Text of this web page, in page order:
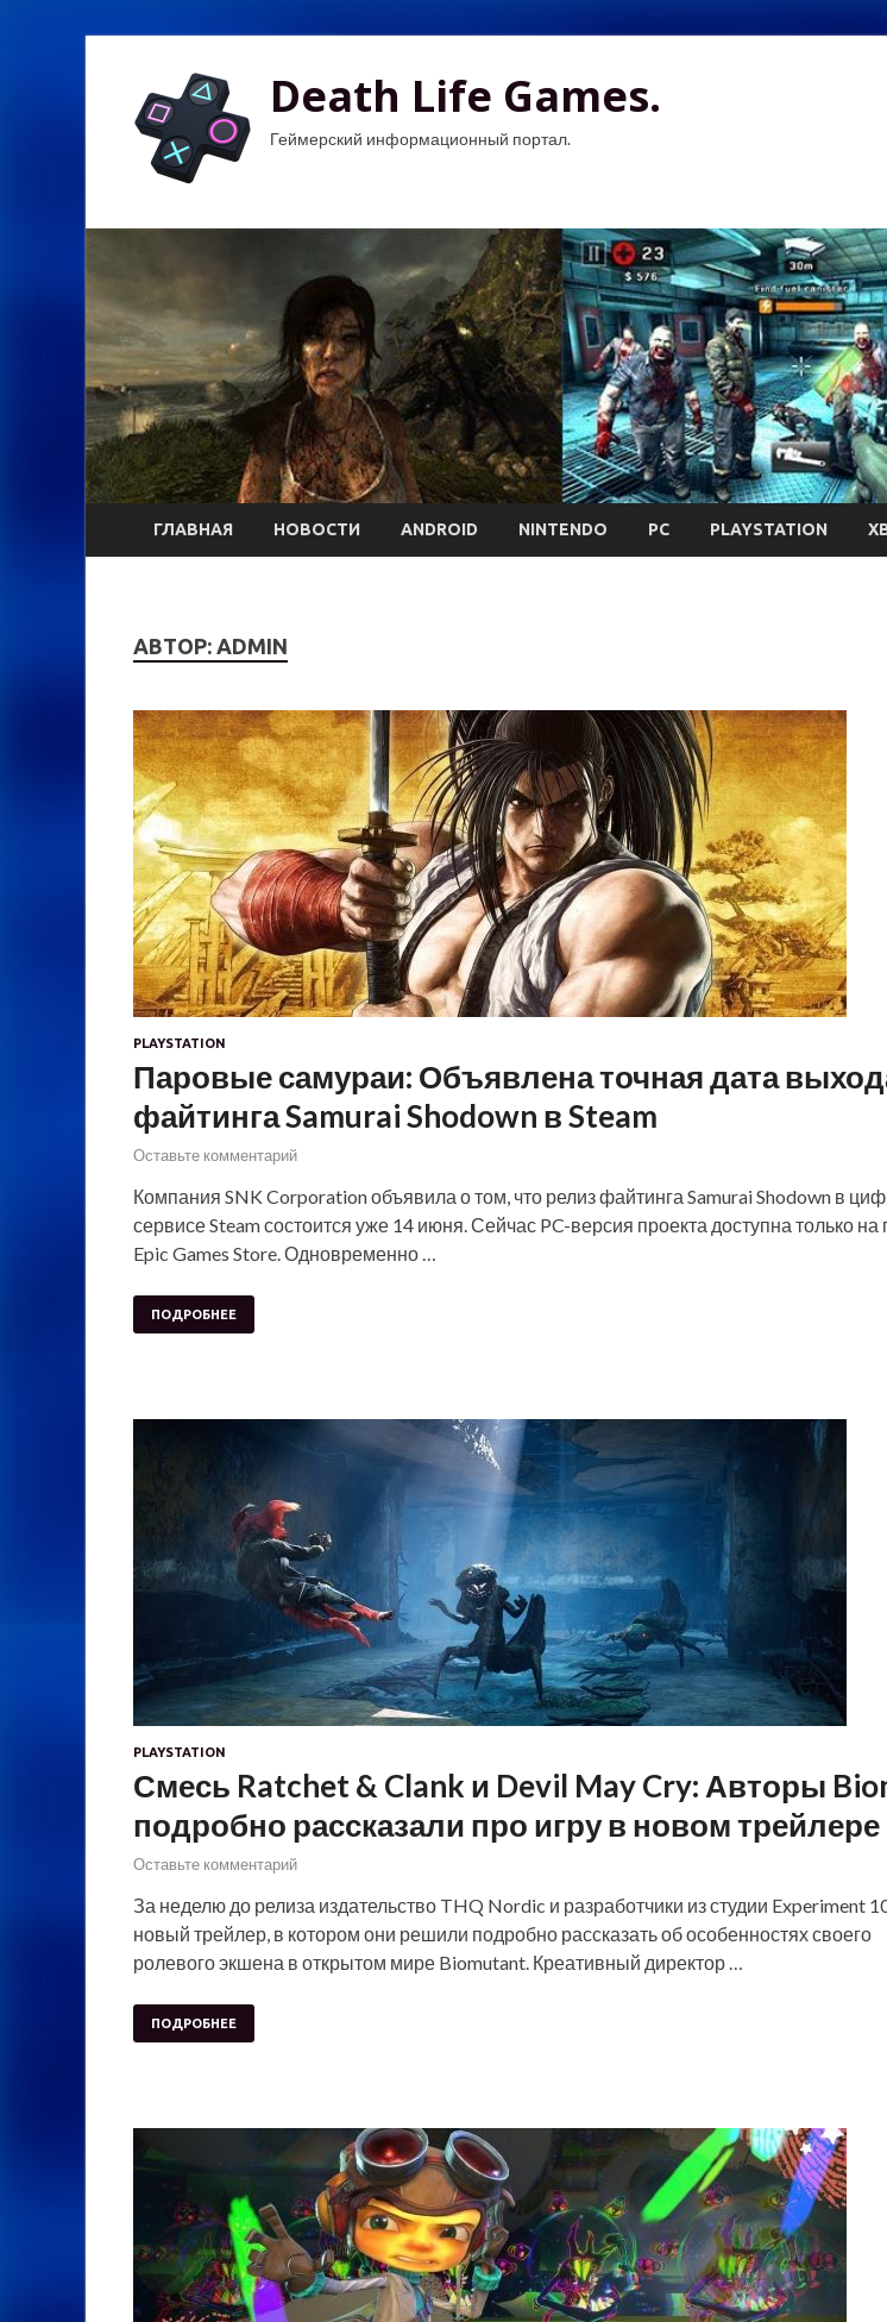
Death Life Games.
Геймерский информационный портал.
ГЛАВНАЯ НОВОСТИ ANDROID NINTENDO PC PLAYSTATION
АВТОР: ADMIN
PLAYSTATION
Паровые самураи: Объявлена точная дата
файтинга Samurai Shodown в Steam
Оставьте комментарий
Компания SNK Corporation объявила о том, что релиз файтинга Samurai Shodown в
сервисе Steam состоится уже 14 июня. Сейчас PC-версия проекта доступна только
Epic Games Store. Одновременно …
ПОДРОБНЕЕ
PLAYSTATION
Смесь Ratchet & Clank и Devil May Cry: Авторы
подробно рассказали про игру в новом трейлере
Оставьте комментарий
За неделю до релиза издательство THQ Nordic и разработчики из студии Experiment
новый трейлер, в котором они решили подробно рассказать об особенностях своего
ролевого экшена в открытом мире Biomutant. Креативный директор …
ПОДРОБНЕЕ